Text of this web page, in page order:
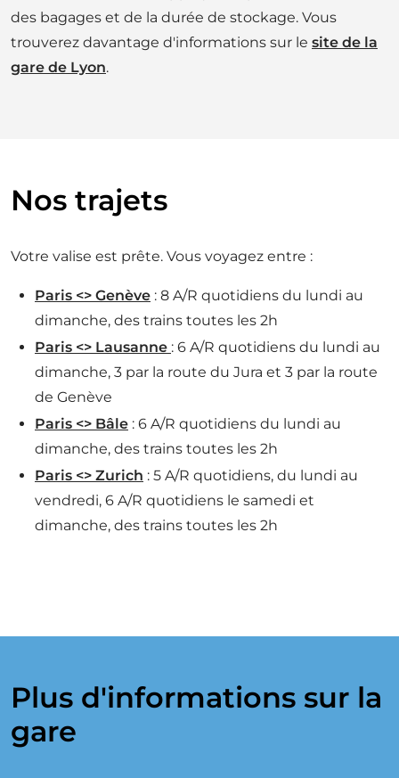
des bagages et de la durée de stockage. Vous
trouverez davantage d'informations sur le site de la
gare de Lyon.
Nos trajets
Votre valise est prête. Vous voyagez entre :
Paris <> Genève : 8 A/R quotidiens du lundi au
dimanche, des trains toutes les 2h
Paris <> Lausanne : 6 A/R quotidiens du lundi au
dimanche, 3 par la route du Jura et 3 par la route
de Genève
Paris <> Bâle : 6 A/R quotidiens du lundi au
dimanche, des trains toutes les 2h
Paris <> Zurich : 5 A/R quotidiens, du lundi au
vendredi, 6 A/R quotidiens le samedi et
dimanche, des trains toutes les 2h
Plus d'informations sur la
gare